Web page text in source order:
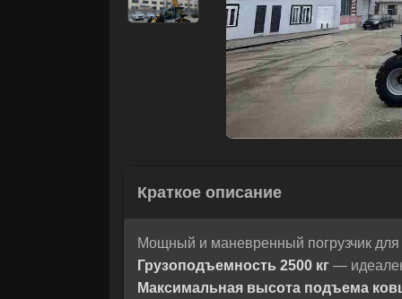
Краткое описание
Мощный и маневренный погрузчик
Грузоподъемность 2500 кг —
Максимальная высота подъема